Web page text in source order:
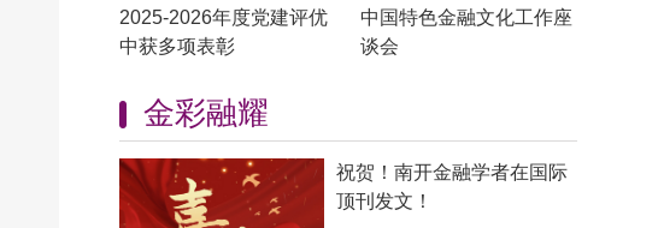
2025-2026年度党建评优
中获多项表彰
中国特色金融文化工作座
谈会
金彩融耀
祝贺！南开金融学者在国际
顶刊发文！